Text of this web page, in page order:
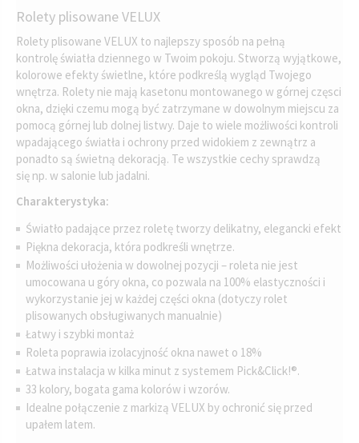
Rolety plisowane VELUX
Rolety plisowane VELUX to najlepszy sposób na pełną
kontrolę światła dziennego w Twoim pokoju. Stworzą wyjątkowe,
kolorowe efekty świetlne, które podkreślą wygląd Twojego
wnętrza. Rolety nie mają kasetonu montowanego w górnej częsci
okna, dzięki czemu mogą być zatrzymane w dowolnym miejscu za
pomocą górnej lub dolnej listwy. Daje to wiele możliwości kontroli
wpadającego światła i ochrony przed widokiem z zewnątrz a
ponadto są świetną dekoracją. Te wszystkie cechy sprawdzą
się np. w salonie lub jadalni.
Charakterystyka:
Światło padające przez roletę tworzy delikatny, elegancki efekt
Piękna dekoracja, która podkreśli wnętrze.
Możliwości ułożenia w dowolnej pozycji – roleta nie jest
umocowana u góry okna, co pozwala na 100% elastyczności i
wykorzystanie jej w każdej części okna (dotyczy rolet
plisowanych obsługiwanych manualnie)
Łatwy i szybki montaż
Roleta poprawia izolacyjność okna nawet o 18%
Łatwa instalacja w kilka minut z systemem Pick&Click!®.
33 kolory, bogata gama kolorów i wzorów.
Idealne połączenie z markizą VELUX by ochronić się przed
upałem latem.